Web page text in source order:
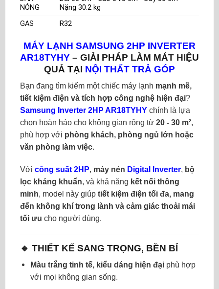
NÓNG
Nặng 30.2 kg
GAS
R32
MÁY LẠNH SAMSUNG 2HP INVERTER
AR18TYHY – GIẢI PHÁP LÀM MÁT HIỆU
QUẢ TẠI NỘI THẤT TRẢ GÓP
Bạn đang tìm kiếm một chiếc máy lạnh mạnh mẽ,
tiết kiệm điện và tích hợp công nghệ hiện đại?
Samsung Inverter 2HP AR18TYHY chính là lựa
chọn hoàn hảo cho không gian rộng từ 20 - 30 m²,
phù hợp với phòng khách, phòng ngủ lớn hoặc
văn phòng làm việc.
Với công suất 2HP, máy nén Digital Inverter, bộ
lọc kháng khuẩn, và khả năng kết nối thông
minh, model này giúp tiết kiệm điện tối đa, mang
đến không khí trong lành và cảm giác thoải mái
tối ưu cho người dùng.
🔹 THIẾT KẾ SANG TRỌNG, BỀN BỈ
Màu trắng tinh tế, kiểu dáng hiện đạiphù hợp
với mọi không gian sống.